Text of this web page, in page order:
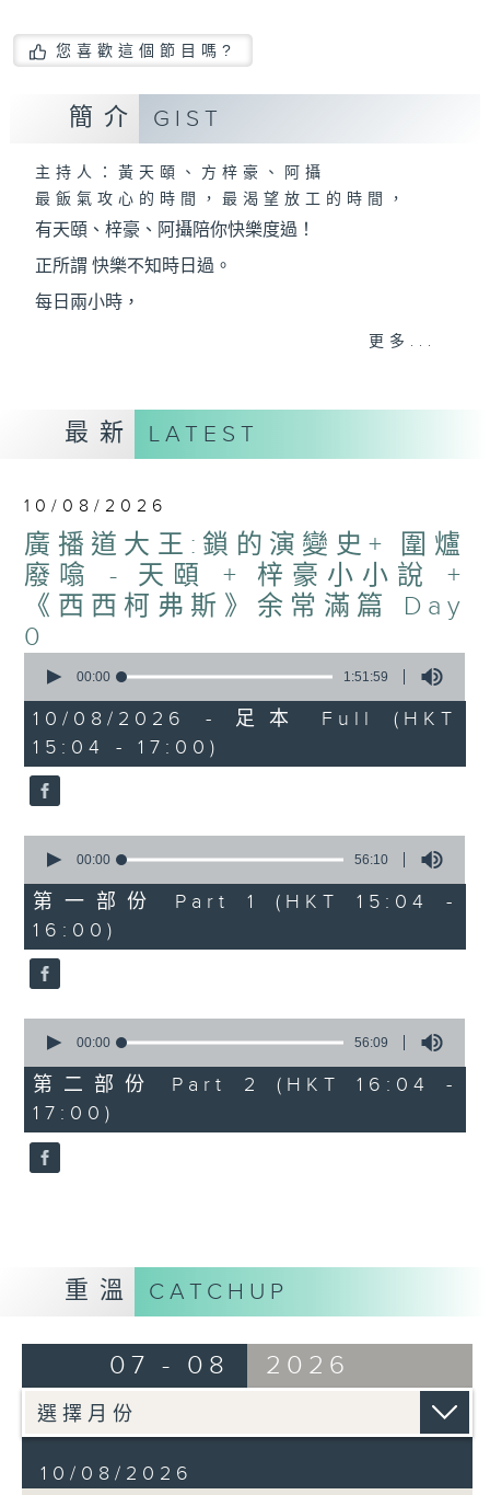
您喜歡這個節目嗎?
簡介 GIST
主持人：黃天頤、方梓豪、阿攝
最飯氣攻心的時間，最渴望放工的時間，
有天頤、梓豪、阿攝陪你快樂度過！
正所謂 快樂不知時日過。
每日兩小時，
還有你最喜歡的靈異故事。
三五成群 個個好人 陪你等放工
更多...
最新 LATEST
10/08/2026
廣播道大王:鎖的演變史+ 圍爐
廢噏 - 天頤 + 梓豪小小說 +
《西西柯弗斯》余常滿篇 Day
0
seconds
1
hour,
51
minutes,
59
seconds
00:00 1:51:59
10/08/2026 - 足本 Full (HKT
15:04 - 17:00)
seconds
56
minutes,
10
seconds
00:00 56:10
第一部份 Part 1 (HKT 15:04 -
16:00)
seconds
56
minutes,
9
seconds
00:00 56:09
第二部份 Part 2 (HKT 16:04 -
17:00)
重溫 CATCHUP
07 - 08 2026
10/08/2026